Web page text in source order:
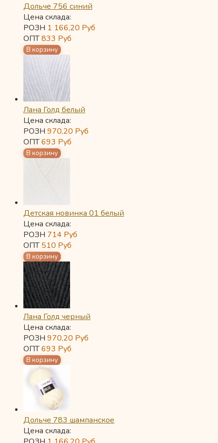
Дольче 756 синий
Цена склада:
РОЗН 1 166,20 Руб
ОПТ833 Руб
Лана Голд белый
Цена склада:
РОЗН 970,20 Руб
ОПТ693 Руб
Детская новинка 01 белый
Цена склада:
РОЗН 714 Руб
ОПТ510 Руб
Лана Голд черный
Цена склада:
РОЗН 970,20 Руб
ОПТ693 Руб
Дольче 783 шампанское
Цена склада: